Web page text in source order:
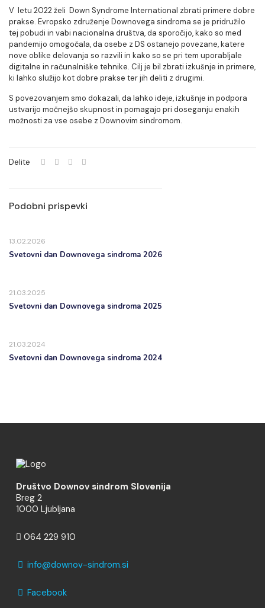
V letu 2022 želi Down Syndrome International zbrati primere dobre
prakse. Evropsko združenje Downovega sindroma se je pridružilo
tej pobudi in vabi nacionalna društva, da sporočijo, kako so med
pandemijo omogočala, da osebe z DS ostanejo povezane, katere
nove oblike delovanja so razvili in kako so se pri tem uporabljale
digitalne in računalniške tehnike. Cilj je bil zbrati izkušnje in primere,
ki lahko služijo kot dobre prakse ter jih deliti z drugimi.
S povezovanjem smo dokazali, da lahko ideje, izkušnje in podpora
ustvarijo močnejšo skupnost in pomagajo pri doseganju enakih
možnosti za vse osebe z Downovim sindromom.
Delite
Podobni prispevki
13.02.2026
Svetovni dan Downovega sindroma 2026
21.03.2025
Svetovni dan Downovega sindroma 2025
21.03.2024
Svetovni dan Downovega sindroma 2024
Društvo Downov sindrom Slovenija
Breg 2
1000 Ljubljana
064 229 910
info@downov-sindrom.si
Facebook